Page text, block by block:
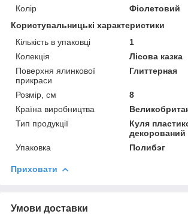
Колір
Фіолетовий
Користувальницькі характеристики
Кількість в упаковці
1
Колекція
Лісова казка
Поверхня ялинкової
прикраси
Глиттерная
Розмір, см
8
Країна виробництва
Тип продукції
Куля
декорований
Упаковка
Полибэг
Приховати
Умови доставки